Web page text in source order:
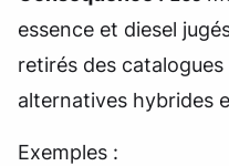
essence et diesel
retirés des
alternatives hybrides
Exemples :